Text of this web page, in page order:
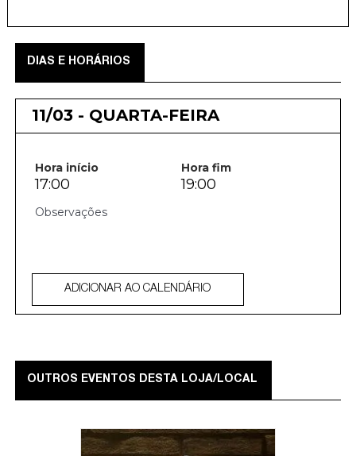
DIAS E HORÁRIOS
11/03 - QUARTA-FEIRA
Hora início Hora fim
17:00 19:00
ADICIONAR AO CALENDÁRIO
OUTROS EVENTOS DESTA LOJA/LOCAL